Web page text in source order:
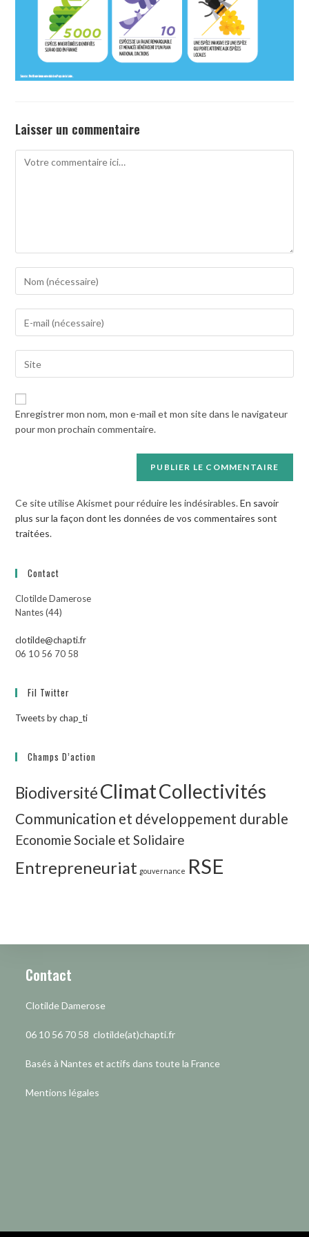
Laisser un commentaire
Comment
your
username
to
comment
your
address
to
comment
l’URL
votre
site
(facultatif)
Enregistrer mon nom, mon e-mail et mon site dans le navigateur
pour mon prochain commentaire.
Ce site utilise Akismet pour réduire les indésirables.En savoir
plus sur la façon dont les données de vos commentaires sont
traitées.
Contact
Clotilde Damerose
Nantes (44)
clotilde@chapti.fr
06 10 56 70 58
Fil Twitter
Tweets by chap_ti
Champs D’action
BiodiversitéClimatCollectivités
Communication et développement durable
Economie Sociale et Solidaire
Entrepreneuriat gouvernance RSE
Contact
Clotilde Damerose
06 10 56 70 58 clotilde(at)chapti.fr
Basés à Nantes et actifs dans toute la France
Mentions légales